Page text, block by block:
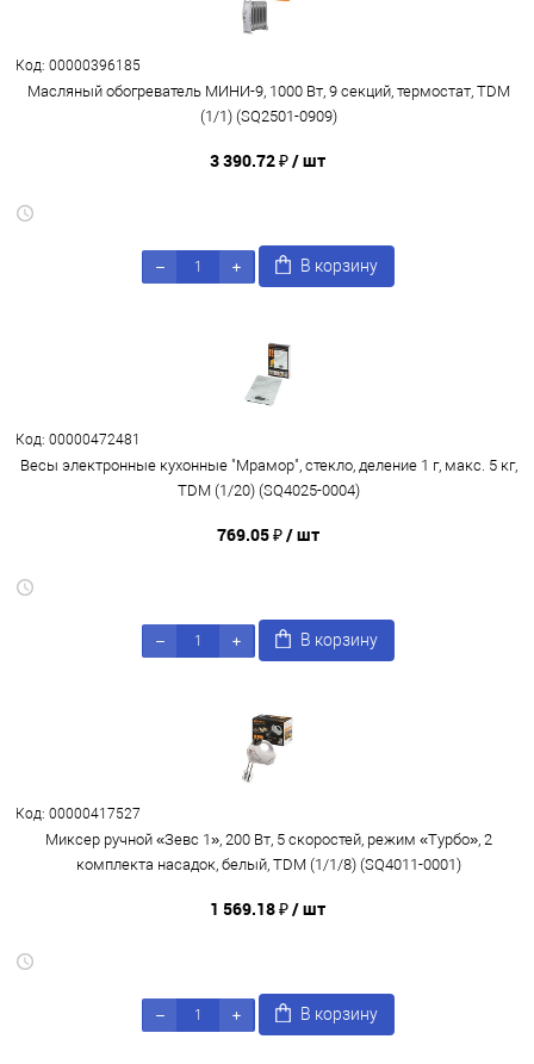
Код: 00000396185
Масляный обогреватель МИНИ-9, 1000 Вт, 9 секций, термостат, TDM
(1/1) (SQ2501-0909)
3 390.72 ₽/ шт
В корзину
Код: 00000472481
Весы электронные кухонные "Мрамор", стекло, деление 1 г, макс. 5 кг,
TDM (1/20) (SQ4025-0004)
769.05 ₽/ шт
В корзину
Код: 00000417527
Миксер ручной «Зевс 1», 200 Вт, 5 скоростей, режим «Турбо», 2
комплекта насадок, белый, TDM (1/1/8) (SQ4011-0001)
1 569.18 ₽/ шт
В корзину